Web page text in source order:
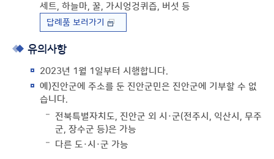
세트, 하늘마, 꿀, 가시엉겅퀴즙, 버섯 등
답례품 보러가기
유의사항
2023년 1월 1일부터 시행합니다.
예)진안군에 주소를 둔 진안군민은 진안군에 기부할 수 없
습니다.
전북특별자치도, 진안군 외 시·군(전주시, 익산시, 무주
군, 장수군 등)은 가능
다른 도·시·군 가능